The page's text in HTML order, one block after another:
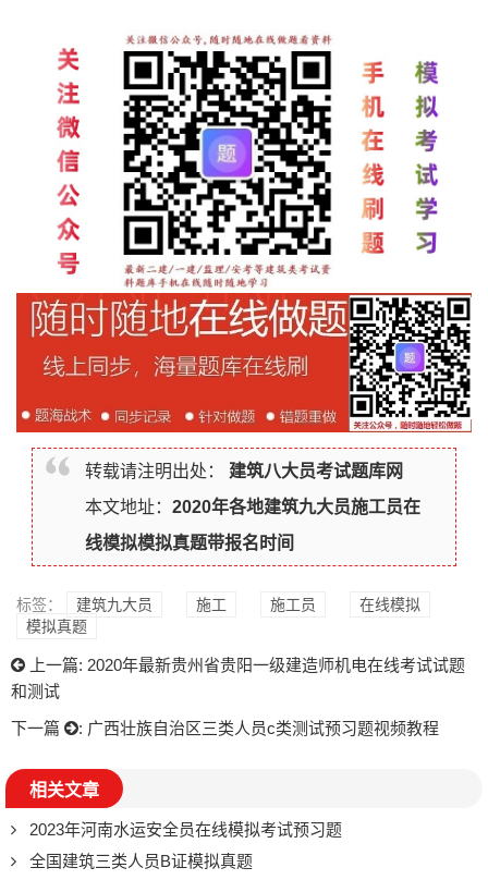
转载请注明出处：
建筑八大员考试题库网
本文地址： 2020年各地建筑九大员施工员在
线模拟模拟真题带报名时间
标签： 建筑九大员 施工 施工员
在线模拟
模拟真题
上一篇: 2020年最新贵州省贵阳一级建造师机电在线考试试题
和测试
下一篇
: 广西壮族自治区三类人员c类测试预习题视频教程
相关文章
2023年河南水运安全员在线模拟考试预习题
全国建筑三类人员B证模拟真题